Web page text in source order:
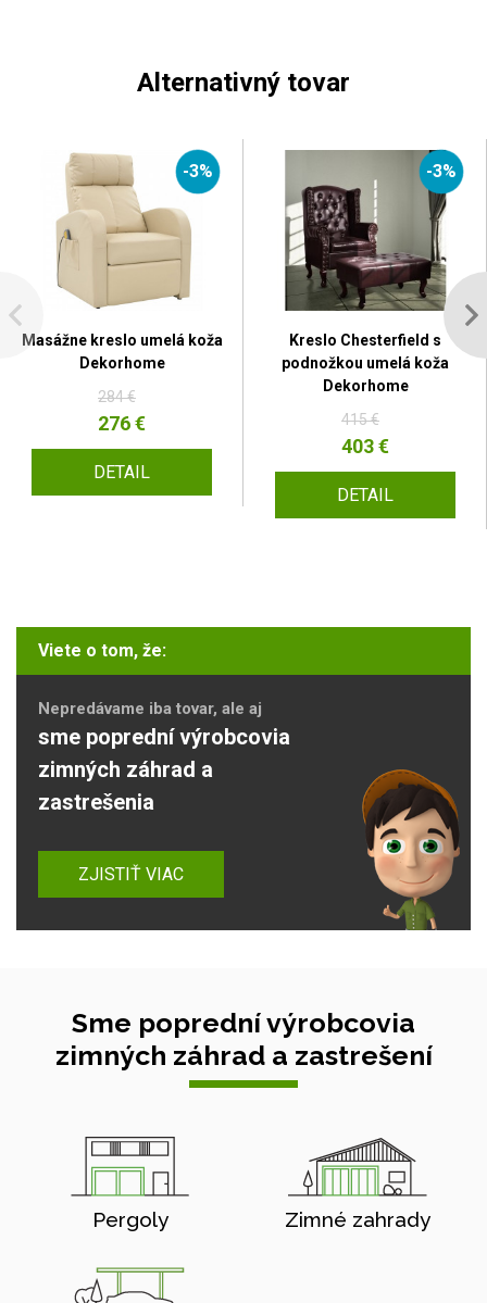
Alternativný tovar
-3%
Masážne kreslo umelá koža
Dekorhome
284 €
276 €
DETAIL
-3%
Kreslo Chesterfield s
podnožkou umelá koža
Dekorhome
415 €
403 €
DETAIL
Viete o tom, že:
Nepredávame iba tovar, ale aj
sme poprední výrobcovia
zimných záhrad a
zastrešenia
ZJISTIŤ VIAC
Sme poprední výrobcovia
zimných záhrad a zastrešení
Pergoly Zimné zahrady